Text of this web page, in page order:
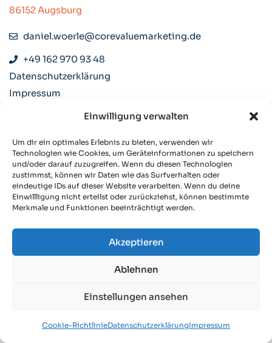
Einwilligung verwalten
Um dir ein optimales Erlebnis zu bieten, verwenden wir
Technologien wie Cookies, um Geräteinformationen zu speichern
und/oder darauf zuzugreifen. Wenn du diesen Technologien
zustimmst, können wir Daten wie das Surfverhalten oder
eindeutige IDs auf dieser Website verarbeiten. Wenn du deine
Einwillligung nicht erteilst oder zurückziehst, können bestimmte
Merkmale und Funktionen beeinträchtigt werden.
Akzeptieren
Ablehnen
Einstellungen ansehen
Cookie-RichtlinieDatenschutzerklärungImpressum
86152 Augsburg
daniel.woerle@corevaluemarketing.de
+49 162 970 93 48
Datenschutzerklärung
Impressum
SITEMAP
B2B-SEO
SEO-Beratung
KI-SEO / GEO & LLMO
SEO Freelancer Augsburg
Technische SEO-Beratung
Ladezeiten Optimierung